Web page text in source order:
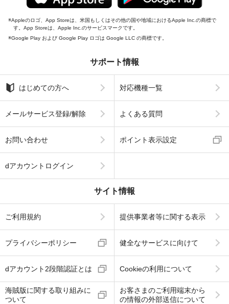
Appleのロゴ、App Storeは、米国もしくはその他の国や地域におけるApple Inc.の商標で
す。App Storeは、Apple Inc.のサービスマークです。
Google Play および Google Play ロゴは Google LLC の商標です。
サポート情報
はじめての方へ 対応機種一覧
メールサービス登録/解除 よくある質問
お問い合わせ ポイント表示設定
dアカウントログイン
サイト情報
ご利用規約 提供事業者等に関する表示
プライバシーポリシー 健全なサービスに向けて
dアカウント2段階認証とは Cookieの利用について
海賊版に関する取り組みに
ついて
お客さまのご利用端末から
の情報の外部送信について